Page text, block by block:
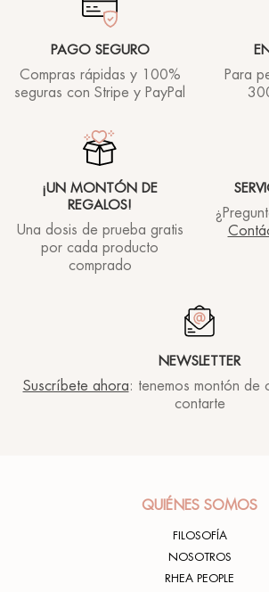
Molto idratante e allo stesso tempo si
rapidamente lasciando le labbra
unte. Molto confortevole per l'arrivo
Rhea lover 25/11/2020
PAGO SEGURO
Compras rápidas y 100%
seguras con Stripe y PayPal
Para
¡UN MONTÓN DE
REGALOS!
Una dosis de prueba gratis
por cada producto
comprado
NEWSLETTER
Suscríbete ahora: tenemos montón de
contarte
QUIÉNES SOMOS
FILOSOFÍA
NOSOTROS
RHEA PEOPLE